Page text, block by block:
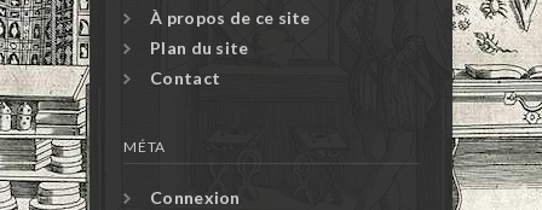
À propos de ce site
Plan du site
Contact
MÉTA
Connexion